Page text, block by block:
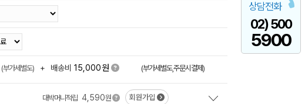
상담전화
02) 500
5900
(부가세별도) + 배송비 15,000원 (부가세별도,주문시결제)
대박머니적립 4,590원 회원가입